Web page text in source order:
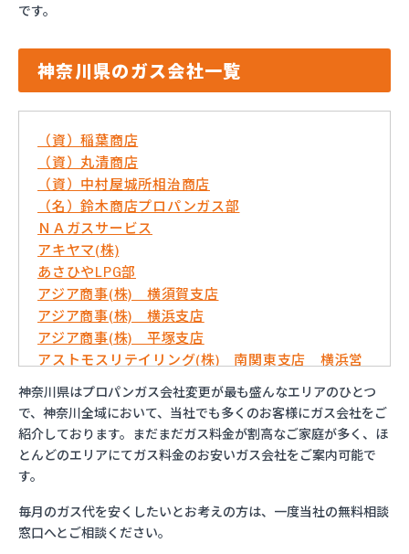
です。
神奈川県のガス会社一覧
（資）稲葉商店
（資）丸清商店
（資）中村屋城所相治商店
（名）鈴木商店プロパンガス部
ＮＡガスサービス
アキヤマ(株)
あさひやLPG部
アジア商事(株) 横須賀支店
アジア商事(株) 横浜支店
アジア商事(株) 平塚支店
アストモスリテイリング(株) 南関東支店 横浜営
いずみ屋商店
イワタニ首都圏(株) 横須賀営業所
イワタニ首都圏(株) 横浜支店
グッドライフサーラ関東(株) 横須賀営業所
グッドライフサーラ関東(株) 神奈川支店 戸塚営
神奈川県はプロパンガス会社変更が最も盛んなエリアのひとつ
で、神奈川全域において、当社でも多くのお客様にガス会社をご
紹介しております。まだまだガス料金が割高なご家庭が多く、ほ
とんどのエリアにてガス料金のお安いガス会社をご案内可能で
す。
毎月のガス代を安くしたいとお考えの方は、一度当社の無料相談
窓口へとご相談ください。